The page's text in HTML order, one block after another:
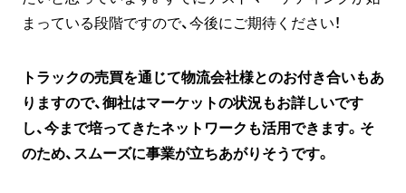
まっている段階ですので、今後にご期待ください！
トラックの売買を通じて物流会社様とのお付き合いもあ
りますので、御社はマーケットの状況もお詳しいです
し、今まで培ってきたネットワークも活用できます。そ
のため、スムーズに事業が立ちあがりそうです。